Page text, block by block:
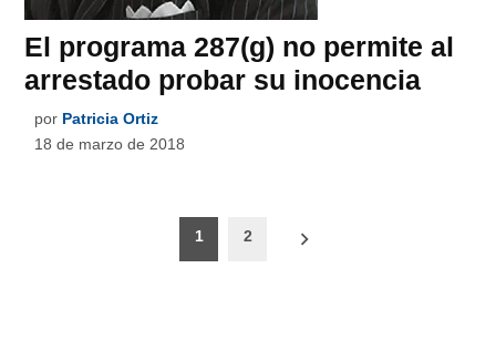
El programa 287(g) no permite al
arrestado probar su inocencia
por Patricia Ortiz
18 de marzo de 2018
1 2